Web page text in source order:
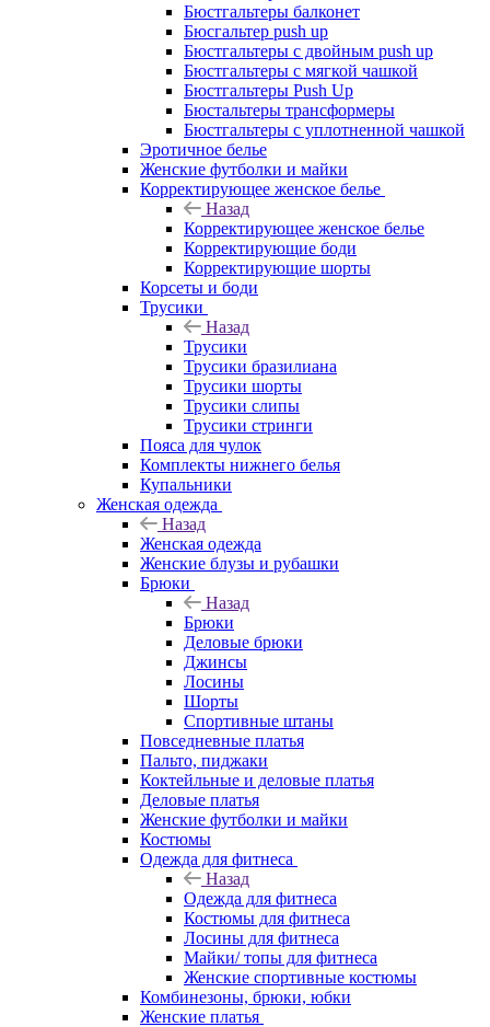
Бюстгальтеры балконет
Бюсгальтер push up
Бюстгальтеры с двойным push up
Бюстгальтеры с мягкой чашкой
Бюстгальтеры Push Up
Бюстальтеры трансформеры
Бюстгальтеры с уплотненной чашкой
Эротичное белье
Женские футболки и майки
Корректирующее женское белье
Назад
Корректирующее женское белье
Корректирующие боди
Корректирующие шорты
Корсеты и боди
Трусики
Назад
Трусики
Трусики бразилиана
Трусики шорты
Трусики слипы
Трусики стринги
Пояса для чулок
Комплекты нижнего белья
Купальники
Женская одежда
Назад
Женская одежда
Женские блузы и рубашки
Брюки
Назад
Брюки
Деловые брюки
Джинсы
Лосины
Шорты
Спортивные штаны
Повседневные платья
Пальто, пиджаки
Коктейльные и деловые платья
Деловые платья
Женские футболки и майки
Костюмы
Одежда для фитнеса
Назад
Одежда для фитнеса
Костюмы для фитнеса
Лосины для фитнеса
Майки/ топы для фитнеса
Женские спортивные костюмы
Комбинезоны, брюки, юбки
Женские платья